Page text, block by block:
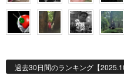
過去30日間のランキング【